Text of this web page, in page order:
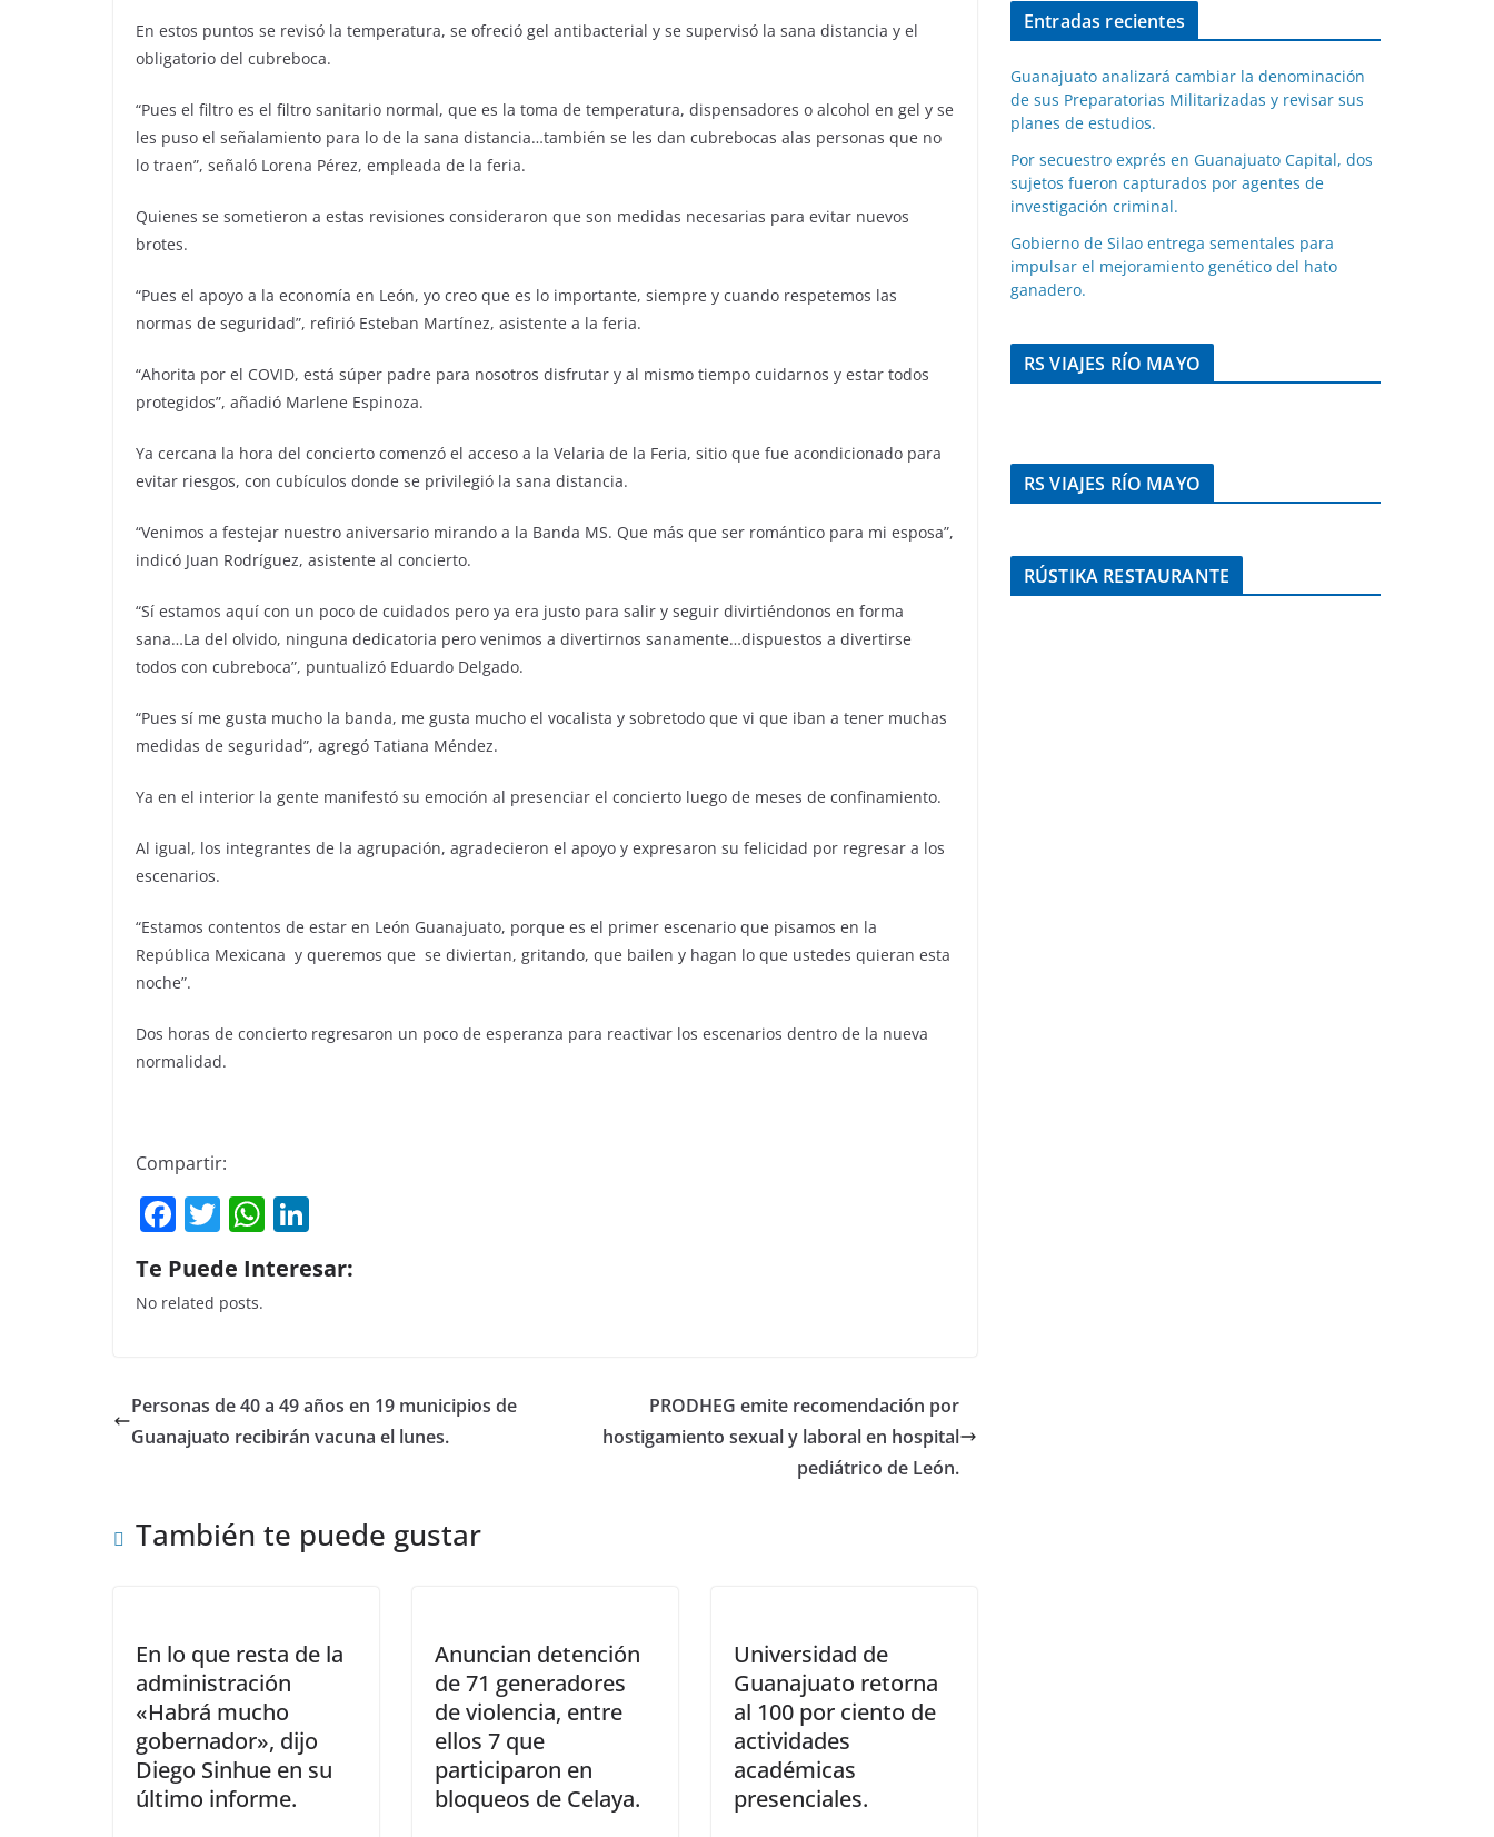
En estos puntos se revisó la temperatura, se ofreció gel antibacterial y se supervisó la sana distancia y el
obligatorio del cubreboca.
“Pues el filtro es el filtro sanitario normal, que es la toma de temperatura, dispensadores o alcohol en gel y se
les puso el señalamiento para lo de la sana distancia…también se les dan cubrebocas alas personas que no
lo traen”, señaló Lorena Pérez, empleada de la feria.
Quienes se sometieron a estas revisiones consideraron que son medidas necesarias para evitar nuevos
brotes.
“Pues el apoyo a la economía en León, yo creo que es lo importante, siempre y cuando respetemos las
normas de seguridad”, refirió Esteban Martínez, asistente a la feria.
“Ahorita por el COVID, está súper padre para nosotros disfrutar y al mismo tiempo cuidarnos y estar todos
protegidos”, añadió Marlene Espinoza.
Ya cercana la hora del concierto comenzó el acceso a la Velaria de la Feria, sitio que fue acondicionado para
evitar riesgos, con cubículos donde se privilegió la sana distancia.
“Venimos a festejar nuestro aniversario mirando a la Banda MS. Que más que ser romántico para mi esposa”,
indicó Juan Rodríguez, asistente al concierto.
“Sí estamos aquí con un poco de cuidados pero ya era justo para salir y seguir divirtiéndonos en forma
sana…La del olvido, ninguna dedicatoria pero venimos a divertirnos sanamente…dispuestos a divertirse
todos con cubreboca”, puntualizó Eduardo Delgado.
“Pues sí me gusta mucho la banda, me gusta mucho el vocalista y sobretodo que vi que iban a tener muchas
medidas de seguridad”, agregó Tatiana Méndez.
Ya en el interior la gente manifestó su emoción al presenciar el concierto luego de meses de confinamiento.
Al igual, los integrantes de la agrupación, agradecieron el apoyo y expresaron su felicidad por regresar a los
escenarios.
“Estamos contentos de estar en León Guanajuato, porque es el primer escenario que pisamos en la
República Mexicana y queremos que se diviertan, gritando, que bailen y hagan lo que ustedes quieran esta
noche”.
Dos horas de concierto regresaron un poco de esperanza para reactivar los escenarios dentro de la nueva
normalidad.
Compartir:
F
a
c
e
o
o
k
T
w
itt
er
W
h
at
p
p
k
n
Te Puede Interesar:
No related posts.
Personas de 40 a 49 años en 19 municipios de
Guanajuato recibirán vacuna el lunes.
PRODHEG emite recomendación por
hostigamiento sexual y laboral en hospital
pediátrico de León.
También te puede gustar
En lo que resta de la
administración
«Habrá mucho
gobernador», dijo
Diego Sinhue en su
último informe.
Anuncian detención
de 71 generadores
de violencia, entre
ellos 7 que
participaron en
bloqueos de Celaya.
Universidad de
Guanajuato retorna
al 100 por ciento de
actividades
académicas
presenciales.
Entradas recientes
Guanajuato analizará cambiar la denominación
de sus Preparatorias Militarizadas y revisar sus
planes de estudios.
Por secuestro exprés en Guanajuato Capital, dos
sujetos fueron capturados por agentes de
investigación criminal.
Gobierno de Silao entrega sementales para
impulsar el mejoramiento genético del hato
ganadero.
RS VIAJES RÍO MAYO
RS VIAJES RÍO MAYO
RÚSTIKA RESTAURANTE